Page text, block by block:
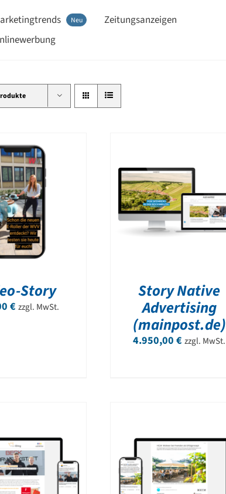
Neu
Zeitungsanzeigen
Story
€ zzgl. MwSt.
Story Native
Advertising
(mainpost.de)
4.950,00€ zzgl. MwSt.